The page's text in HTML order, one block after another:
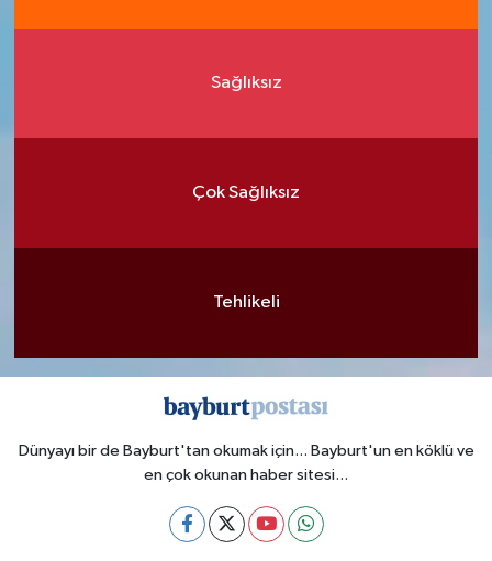
Sağlıksız
Çok Sağlıksız
Tehlikeli
Dünyayı bir de Bayburt'tan okumak için... Bayburt'un en köklü ve
en çok okunan haber sitesi...